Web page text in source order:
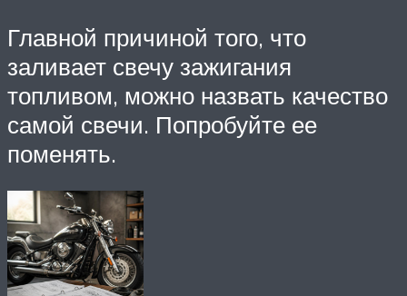
Главной причиной того, что
заливает свечу зажигания
топливом, можно назвать качество
самой свечи. Попробуйте ее
поменять.